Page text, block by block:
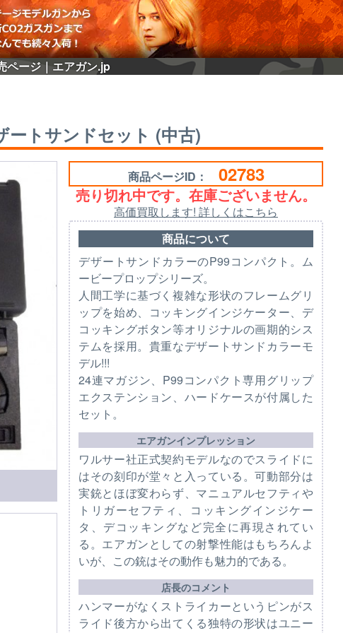
ページ｜エアガン.jp
トサンドセット (中古)
商品ページID： 02783
売り切れ中です。在庫ございません。
高価買取します! 詳しくはこちら
商品について
デザートサンドカラーのP99コンパクト。ム
ービープロップシリーズ。
人間工学に基づく複雑な形状のフレームグリ
ップを始め、コッキングインジケーター、デ
コッキングボタン等オリジナルの画期的シス
テムを採用。貴重なデザートサンドカラーモ
デル!!!
24連マガジン、P99コンパクト専用グリップ
エクステンション、ハードケースが付属した
セット。
エアガンインプレッション
ワルサー社正式契約モデルなのでスライドに
はその刻印が堂々と入っている。可動部分は
実銃とほぼ変わらず、マニュアルセフティや
トリガーセフティ、コッキングインジケー
タ、デコッキングなど完全に再現されてい
る。エアガンとしての射撃性能はもちろんよ
いが、この銃はその動作も魅力的である。
店長のコメント
ハンマーがなくストライカーというピンがス
ライド後方から出てくる独特の形状はユニー